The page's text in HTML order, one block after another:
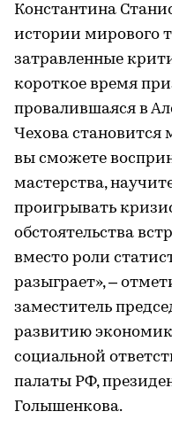
Константина
истории мирового
затравленные
короткое время
провалившаяся в
Чехова становится
вы сможете
мастерства,
проигрывать
обстоятельства
вместо роли
разыграет», –
заместитель
развитию
социальной
палаты РФ,
Голышенкова.